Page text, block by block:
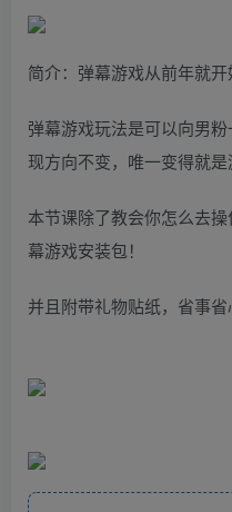
简介：弹幕游戏从前年就开
弹幕游戏玩法是可以向男
现方向不变，唯一变得就是
本节课除了教会你怎么去
幕游戏安装包！
并且附带礼物贴纸，省事省